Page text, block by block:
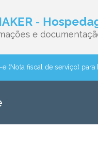
-
e
e (Nota fiscal de serviço) para